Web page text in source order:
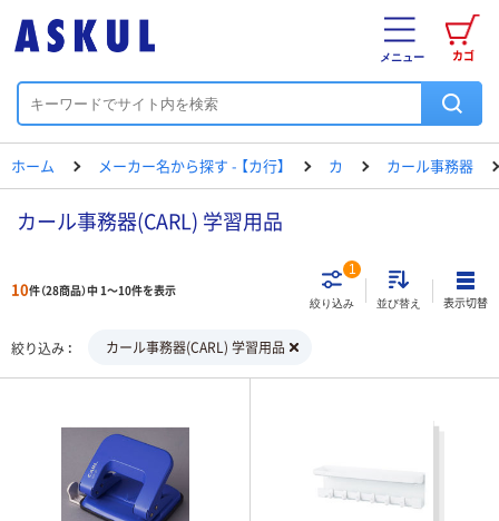
カゴ
メニュー
ホーム メーカー名から探す - 【カ行】 カ カール事務器
カール事務器(CARL) 学習用品
10件（28商品）中 1～10件を表示
絞り込み
1
並び替え 表示切替
絞り込み カール事務器(CARL) 学習用品